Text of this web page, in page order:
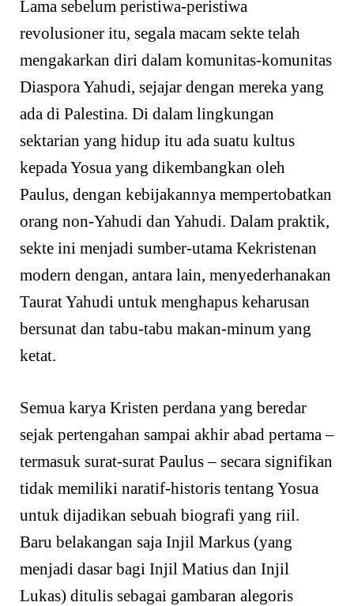
Lama sebelum peristiwa-peristiwa
revolusioner itu, segala macam sekte telah
mengakarkan diri dalam komunitas-komunitas
Diaspora Yahudi, sejajar dengan mereka yang
ada di Palestina. Di dalam lingkungan
sektarian yang hidup itu ada suatu kultus
kepada Yosua yang dikembangkan oleh
Paulus, dengan kebijakannya mempertobatkan
orang non-Yahudi dan Yahudi. Dalam praktik,
sekte ini menjadi sumber-utama Kekristenan
modern dengan, antara lain, menyederhanakan
Taurat Yahudi untuk menghapus keharusan
bersunat dan tabu-tabu makan-minum yang
ketat.
Semua karya Kristen perdana yang beredar
sejak pertengahan sampai akhir abad pertama –
termasuk surat-surat Paulus – secara signifikan
tidak memiliki naratif-historis tentang Yosua
untuk dijadikan sebuah biografi yang riil.
Baru belakangan saja Injil Markus (yang
menjadi dasar bagi Injil Matius dan Injil
Lukas) ditulis sebagai gambaran alegoris